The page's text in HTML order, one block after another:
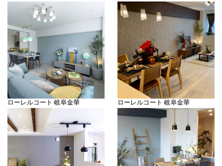
モデルルーム
モデルルームCType
ローレルコート 岐阜金華
モデルルームBType
ローレルコート 岐阜金華
モデルルームAType